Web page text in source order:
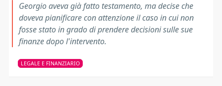
Georgio aveva già fatto testamento, ma decise che
doveva pianificare con attenzione il caso in cui non
fosse stato in grado di prendere decisioni sulle sue
finanze dopo l'intervento.
LEGALE E FINANZIARIO